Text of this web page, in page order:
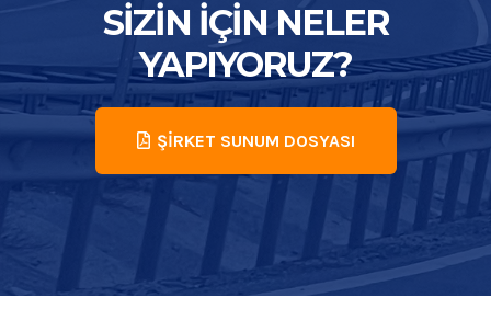
SIZIN İÇIN NELER
YAPIYORUZ?
ŞİRKET SUNUM DOSYASI